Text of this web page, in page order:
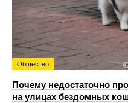
Общество
Почему недостаточно
на улицах бездомных